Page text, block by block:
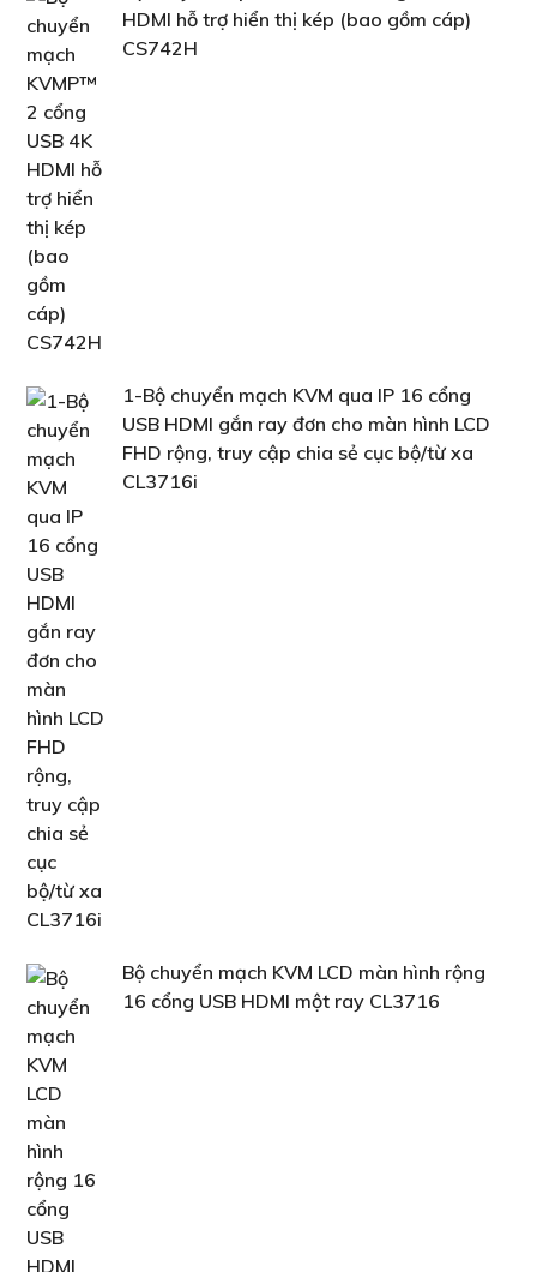
HDMI hỗ trợ hiển thị kép (bao gồm cáp)
CS742H
1-Bộ chuyển mạch KVM qua IP 16 cổng
USB HDMI gắn ray đơn cho màn hình LCD
FHD rộng, truy cập chia sẻ cục bộ/từ xa
CL3716i
Bộ chuyển mạch KVM LCD màn hình rộng
16 cổng USB HDMI một ray CL3716